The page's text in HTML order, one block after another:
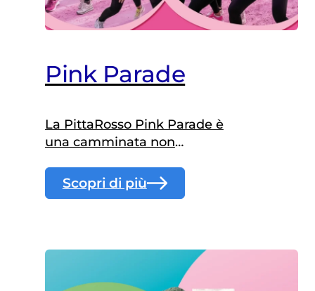
Pink Parade
La PittaRosso Pink Parade è
una camminata non
2014 dalla collaborazione tra
Fondazione Veronesi e
della ricerca sui tumori
femminili e sensibilizzare le
donne sull’importanza della
Scopri di più